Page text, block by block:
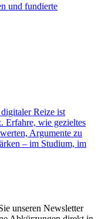
und fundierte
Reize ist
Erfahre, wie gezieltes
Argumente zu
– im Studium, im
unseren Newsletter